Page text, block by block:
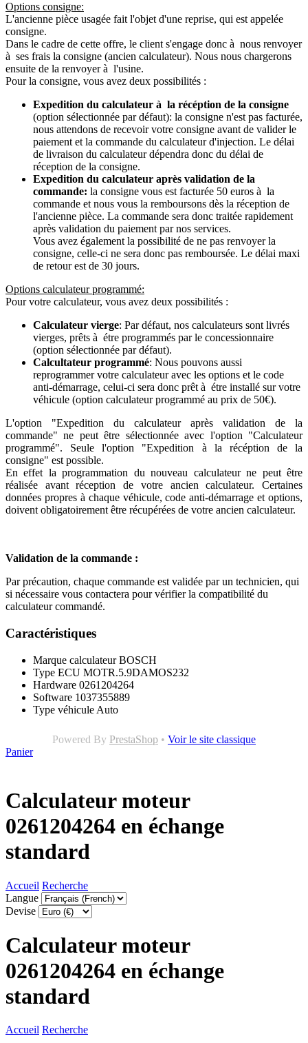
Options consigne:
L'ancienne pièce usagée fait l'objet d'une reprise, qui est appelée
consigne.
Dans le cadre de cette offre, le client s'engage donc à nous renvoyer
à ses frais la consigne (ancien calculateur). Nous nous chargerons
ensuite de la renvoyer à l'usine.
Pour la consigne, vous avez deux possibilités :
Expedition du calculateur à la récéption de la consigne
(option sélectionnée par défaut): la consigne n'est pas facturée,
nous attendons de recevoir votre consigne avant de valider le
paiement et la commande du calculateur d'injection. Le délai
de livraison du calculateur dépendra donc du délai de
réception de la consigne.
Expedition du calculateur après validation de la
commande: la consigne vous est facturée 50 euros à la
commande et nous vous la remboursons dès la réception de
l'ancienne pièce. La commande sera donc traitée rapidement
après validation du paiement par nos services.
Vous avez également la possibilité de ne pas renvoyer la
consigne, celle-ci ne sera donc pas remboursée. Le délai maxi
de retour est de 30 jours.
Options calculateur programmé:
Pour votre calculateur, vous avez deux possibilités :
Calculateur vierge: Par défaut, nos calculateurs sont livrés
vierges, prêts à étre programmés par le concessionnaire
(option sélectionnée par défaut).
Calcultateur programmé: Nous pouvons aussi
reprogrammer votre calculateur avec les options et le code
anti-démarrage, celui-ci sera donc prêt à étre installé sur votre
véhicule (option calculateur programmé au prix de 50€).
L'option "Expedition du calculateur après validation de la
commande" ne peut être sélectionnée avec l'option "Calculateur
programmé". Seule l'option "Expedition à la récéption de la
consigne" est possible.
En effet la programmation du nouveau calculateur ne peut être
réalisée avant réception de votre ancien calculateur. Certaines
données propres à chaque véhicule, code anti-démarrage et options,
doivent obligatoirement être récupérées de votre ancien calculateur.
Validation de la commande :
Par précaution, chaque commande est validée par un technicien, qui
si nécessaire vous contactera pour vérifier la compatibilité du
calculateur commandé.
Caractéristiques
Marque calculateur BOSCH
Type ECU MOTR.5.9DAMOS232
Hardware 0261204264
Software 1037355889
Type véhicule Auto
Powered By PrestaShop • Voir le site classique
Panier
Calculateur moteur
0261204264 en échange
standard
Accueil Recherche
Langue
Devise
Calculateur moteur
0261204264 en échange
standard
Accueil Recherche